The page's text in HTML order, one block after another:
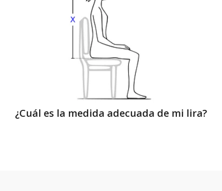
¿Cuál es la medida adecuada de mi lira?